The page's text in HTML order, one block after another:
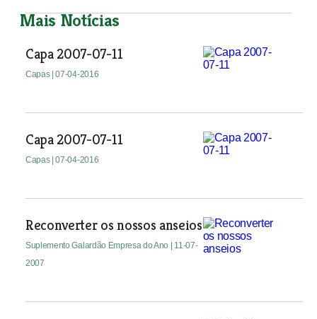
Mais Notícias
Capa 2007-07-11
Capas | 07-04-2016
Capa 2007-07-11
Capas | 07-04-2016
Reconverter os nossos anseios
Suplemento Galardão Empresa do Ano
| 11-07-
2007